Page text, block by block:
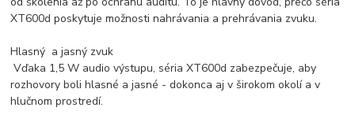
XT600d poskytuje možnosti nahrávania a prehrávania zvuku.
Hlasný a jasný zvuk
Vďaka 1,5 W audio výstupu, séria XT600d zabezpečuje, aby
rozhovory boli hlasné a jasné - dokonca aj v širokom okolí a v
hlučnom prostredí.